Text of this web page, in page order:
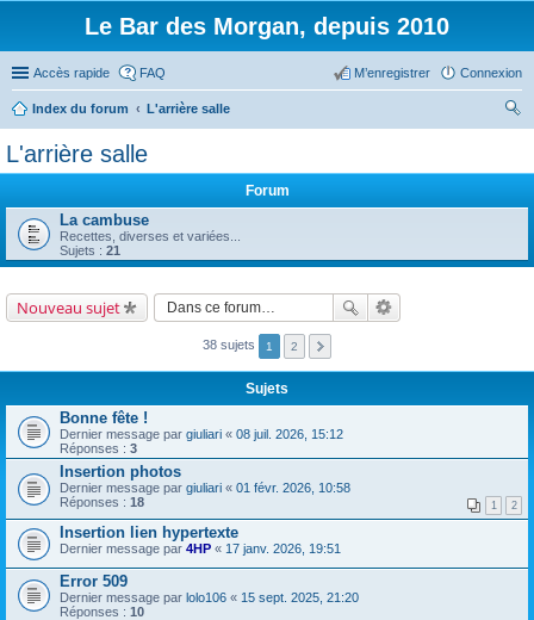
Le Bar des Morgan, depuis 2010
Accès rapide FAQ Connexion
M’enregistrer
Index du forum
L'arrière salle
L'arrière salle
Forum
La cambuse
Recettes, diverses et variées...
Sujets : 21
Nouveau sujet
38 sujets 1 2
Sujets
Bonne fête !
Dernier message par giuliari « 08 juil. 2026, 15:12
Réponses : 3
Insertion photos
Dernier message par giuliari « 01 févr. 2026, 10:58
Réponses : 18 1 2
Insertion lien hypertexte
Dernier message par 4HP « 17 janv. 2026, 19:51
Error 509
Dernier message par lolo106 « 15 sept. 2025, 21:20
Réponses : 10